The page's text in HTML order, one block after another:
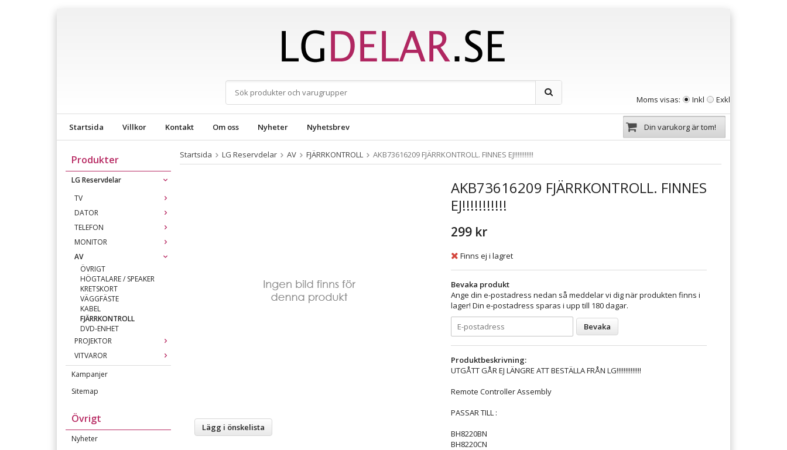
Moms visas: Inkl Exkl
Startsida Villkor Kontakt Om oss Nyheter Nyhetsbrev Din varukorg är tom!
Produkter
LG Reservdelar
TV
DATOR
TELEFON
MONITOR
AV
ÖVRIGT
HÖGTALARE / SPEAKER
KRETSKORT
VÄGGFÄSTE
KABEL
FJÄRRKONTROLL
DVD-ENHET
PROJEKTOR
VITVAROR
Kampanjer
Sitemap
Övrigt
Nyheter
Startsida LG Reservdelar AV FJÄRRKONTROLL AKB73616209 FJÄRRKONTROLL. FINNES EJ!!!!!!!!!!!
AKB73616209 FJÄRRKONTROLL. FINNES
EJ!!!!!!!!!!!
299 kr
Finns ej i lagret
Bevaka produkt
Ange din e-postadress nedan så meddelar vi dig när produkten finns i
lager! Din e-postadress sparas i upp till 180 dagar.
Bevaka
Produktbeskrivning:
UTGÅTT GÅR EJ LÄNGRE ATT BESTÄLLA FRÅN LG!!!!!!!!!!!!!!
Remote Controller Assembly
PASSAR TILL :
BH8220BN
BH8220CN
Lägg i önskelista